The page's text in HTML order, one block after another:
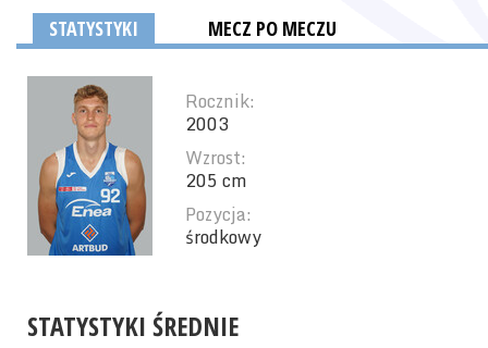
STATYSTYKI MECZ PO MECZU
Rocznik:
2003
Wzrost:
205 cm
Pozycja:
środkowy
STATYSTYKI ŚREDNIE